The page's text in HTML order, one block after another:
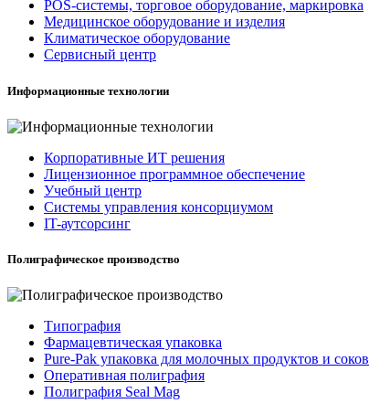
POS-системы, торговое оборудование, маркировка
Медицинское оборудование и изделия
Климатическое оборудование
Сервисный центр
Информационные технологии
Корпоративные ИТ решения
Лицензионное программное обеспечение
Учебный центр
Системы управления консорциумом
IT-аутсорсинг
Полиграфическое производство
Типография
Фармацевтическая упаковка
Pure-Pak упаковка для молочных продуктов и соков
Оперативная полиграфия
Полиграфия Seal Mag